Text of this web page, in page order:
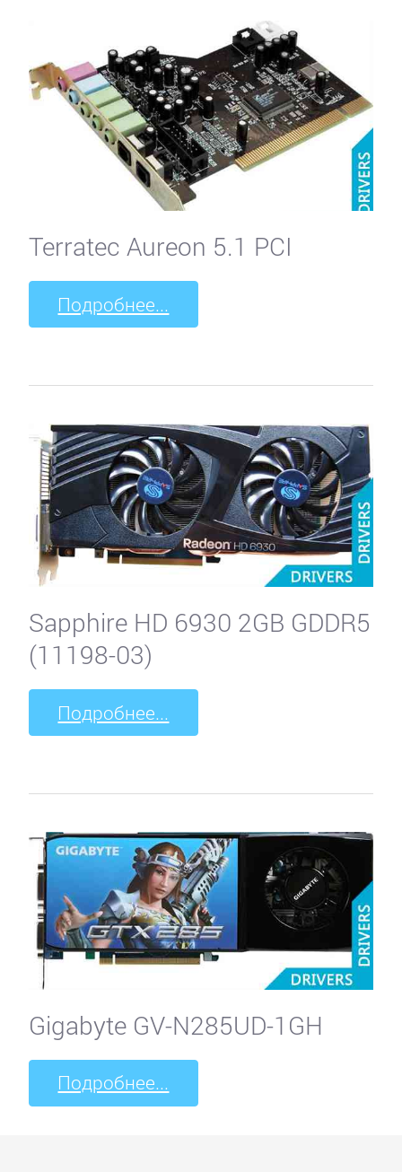
Terratec Aureon 5.1 PCI
Подробнее...
Sapphire HD 6930 2GB GDDR5
(11198-03)
Подробнее...
Gigabyte GV-N285UD-1GH
Подробнее...